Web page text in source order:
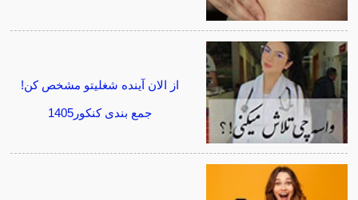
از الان آینده شغلیتو مشخص کن!
جمع بندی کنکور1405